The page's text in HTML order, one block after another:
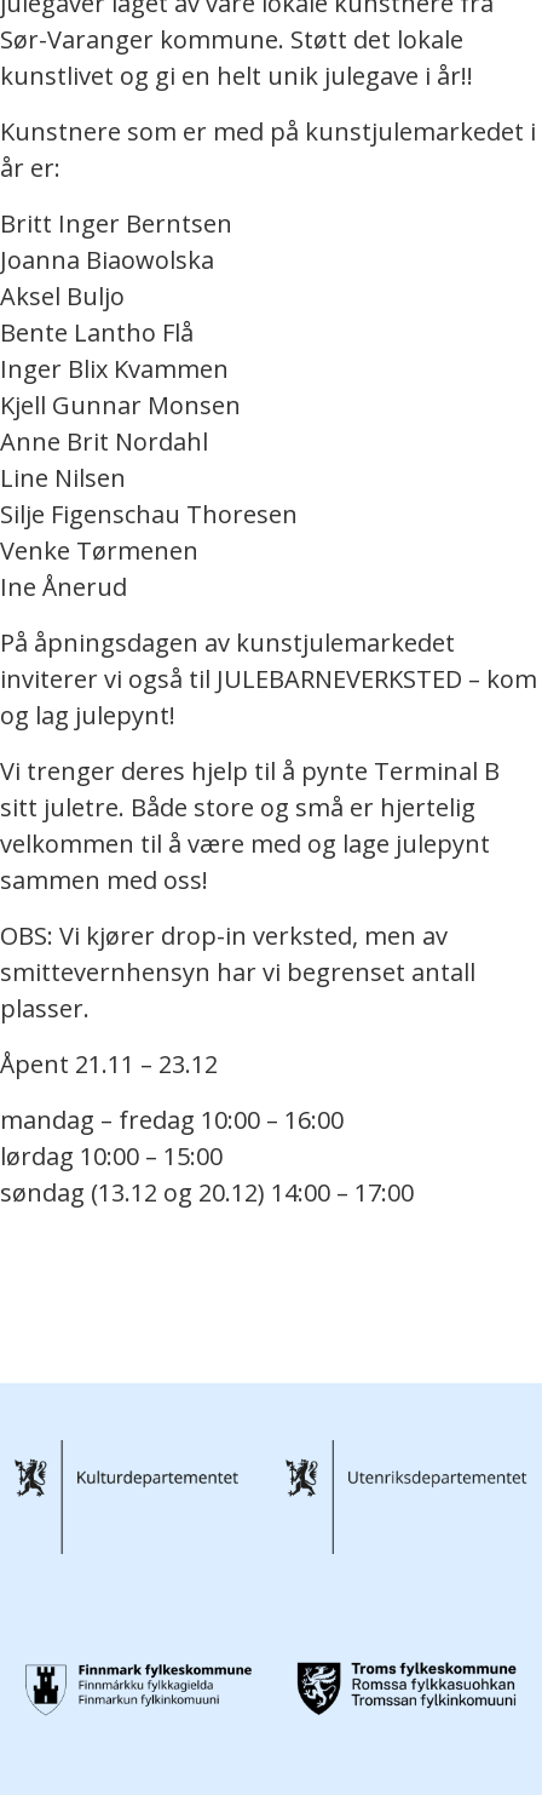
Sør-Varanger kommune. Støtt det lokale
kunstlivet og gi en helt unik julegave i år!!
Kunstnere som er med på kunstjulemarkedet i
år er:
Britt Inger Berntsen
Joanna Biaowolska
Aksel Buljo
Bente Lantho Flå
Inger Blix Kvammen
Kjell Gunnar Monsen
Anne Brit Nordahl
Line Nilsen
Silje Figenschau Thoresen
Venke Tørmenen
Ine Ånerud
På åpningsdagen av kunstjulemarkedet
inviterer vi også til JULEBARNEVERKSTED – kom
og lag julepynt!
Vi trenger deres hjelp til å pynte Terminal B
sitt juletre. Både store og små er hjertelig
velkommen til å være med og lage julepynt
sammen med oss!
OBS: Vi kjører drop-in verksted, men av
smittevernhensyn har vi begrenset antall
plasser.
Åpent 21.11 – 23.12
mandag – fredag 10:00 – 16:00
lørdag 10:00 – 15:00
søndag (13.12 og 20.12) 14:00 – 17:00